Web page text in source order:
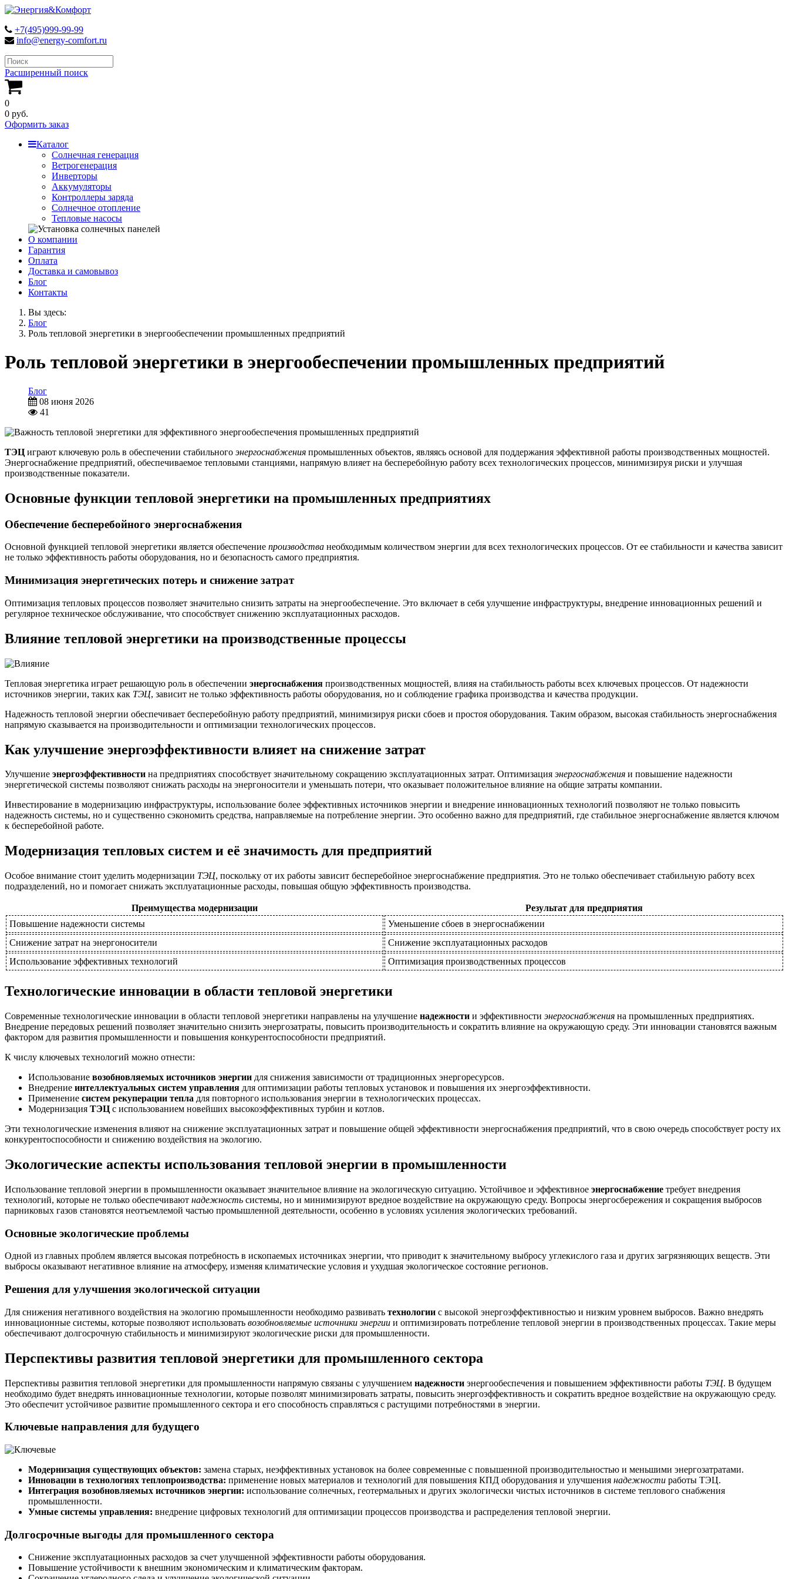
+7(495)999-99-99
info@energy-comfort.ru
Расширенный поиск
0
0 руб.
Оформить заказ
Каталог
Солнечная генерация
Ветрогенерация
Инверторы
Аккумуляторы
Контроллеры заряда
Солнечное отопление
Тепловые насосы
О компании
Гарантия
Оплата
Доставка и самовывоз
Блог
Контакты
Вы здесь:
Блог
Роль тепловой энергетики в энергообеспечении промышленных предприятий
Роль тепловой энергетики в энергообеспечении промышленных предприятий
Блог
08 июня 2026
41
ТЭЦ играют ключевую роль в обеспечении стабильного энергоснабжения промышленных объектов, являясь основой для поддержания эффективной работы производственных мощностей.
Энергоснабжение предприятий, обеспечиваемое тепловыми станциями, напрямую влияет на бесперебойную работу всех технологических процессов, минимизируя риски и улучшая
производственные показатели.
Основные функции тепловой энергетики на промышленных предприятиях
Обеспечение бесперебойного энергоснабжения
Основной функцией тепловой энергетики является обеспечение производства необходимым количеством энергии для всех технологических процессов. От ее стабильности и качества зависит
не только эффективность работы оборудования, но и безопасность самого предприятия.
Минимизация энергетических потерь и снижение затрат
Оптимизация тепловых процессов позволяет значительно снизить затраты на энергообеспечение. Это включает в себя улучшение инфраструктуры, внедрение инновационных решений и
регулярное техническое обслуживание, что способствует снижению эксплуатационных расходов.
Влияние тепловой энергетики на производственные процессы
Тепловая энергетика играет решающую роль в обеспечении энергоснабжения производственных мощностей, влияя на стабильность работы всех ключевых процессов. От надежности
источников энергии, таких как ТЭЦ, зависит не только эффективность работы оборудования, но и соблюдение графика производства и качества продукции.
Надежность тепловой энергии обеспечивает бесперебойную работу предприятий, минимизируя риски сбоев и простоя оборудования. Таким образом, высокая стабильность энергоснабжения
напрямую сказывается на производительности и оптимизации технологических процессов.
Как улучшение энергоэффективности влияет на снижение затрат
Улучшение энергоэффективности на предприятиях способствует значительному сокращению эксплуатационных затрат. Оптимизация энергоснабжения и повышение надежности
энергетической системы позволяют снижать расходы на энергоносители и уменьшать потери, что оказывает положительное влияние на общие затраты компании.
Инвестирование в модернизацию инфраструктуры, использование более эффективных источников энергии и внедрение инновационных технологий позволяют не только повысить
надежность системы, но и существенно сэкономить средства, направляемые на потребление энергии. Это особенно важно для предприятий, где стабильное энергоснабжение является ключом
к бесперебойной работе.
Модернизация тепловых систем и её значимость для предприятий
Особое внимание стоит уделить модернизации ТЭЦ, поскольку от их работы зависит бесперебойное энергоснабжение предприятия. Это не только обеспечивает стабильную работу всех
подразделений, но и помогает снижать эксплуатационные расходы, повышая общую эффективность производства.
Преимущества модернизации
Результат для предприятия
Повышение надежности системы
Уменьшение сбоев в энергоснабжении
Снижение затрат на энергоносители
Снижение эксплуатационных расходов
Использование эффективных технологий
Оптимизация производственных процессов
Технологические инновации в области тепловой энергетики
Современные технологические инновации в области тепловой энергетики направлены на улучшение надежности и эффективности энергоснабжения на промышленных предприятиях.
Внедрение передовых решений позволяет значительно снизить энергозатраты, повысить производительность и сократить влияние на окружающую среду. Эти инновации становятся важным
фактором для развития промышленности и повышения конкурентоспособности предприятий.
К числу ключевых технологий можно отнести:
Использование возобновляемых источников энергии для снижения зависимости от традиционных энергоресурсов.
Внедрение интеллектуальных систем управления для оптимизации работы тепловых установок и повышения их энергоэффективности.
Применение систем рекуперации тепла для повторного использования энергии в технологических процессах.
Модернизация ТЭЦ с использованием новейших высокоэффективных турбин и котлов.
Эти технологические изменения влияют на снижение эксплуатационных затрат и повышение общей эффективности энергоснабжения предприятий, что в свою очередь способствует росту их
конкурентоспособности и снижению воздействия на экологию.
Экологические аспекты использования тепловой энергии в промышленности
Использование тепловой энергии в промышленности оказывает значительное влияние на экологическую ситуацию. Устойчивое и эффективное энергоснабжение требует внедрения
технологий, которые не только обеспечивают надежность системы, но и минимизируют вредное воздействие на окружающую среду. Вопросы энергосбережения и сокращения выбросов
парниковых газов становятся неотъемлемой частью промышленной деятельности, особенно в условиях усиления экологических требований.
Основные экологические проблемы
Одной из главных проблем является высокая потребность в ископаемых источниках энергии, что приводит к значительному выбросу углекислого газа и других загрязняющих веществ. Эти
выбросы оказывают негативное влияние на атмосферу, изменяя климатические условия и ухудшая экологическое состояние регионов.
Решения для улучшения экологической ситуации
Для снижения негативного воздействия на экологию промышленности необходимо развивать технологии с высокой энергоэффективностью и низким уровнем выбросов. Важно внедрять
инновационные системы, которые позволяют использовать возобновляемые источники энергии и оптимизировать потребление тепловой энергии в производственных процессах. Такие меры
обеспечивают долгосрочную стабильность и минимизируют экологические риски для промышленности.
Перспективы развития тепловой энергетики для промышленного сектора
Перспективы развития тепловой энергетики для промышленности напрямую связаны с улучшением надежности энергообеспечения и повышением эффективности работы ТЭЦ. В будущем
необходимо будет внедрять инновационные технологии, которые позволят минимизировать затраты, повысить энергоэффективность и сократить вредное воздействие на окружающую среду.
Это обеспечит устойчивое развитие промышленного сектора и его способность справляться с растущими потребностями в энергии.
Ключевые направления для будущего
Модернизация существующих объектов: замена старых, неэффективных установок на более современные с повышенной производительностью и меньшими энергозатратами.
Инновации в технологиях теплопроизводства: применение новых материалов и технологий для повышения КПД оборудования и улучшения надежности работы ТЭЦ.
Интеграция возобновляемых источников энергии: использование солнечных, геотермальных и других экологически чистых источников в системе теплового снабжения
промышленности.
Умные системы управления: внедрение цифровых технологий для оптимизации процессов производства и распределения тепловой энергии.
Долгосрочные выгоды для промышленного сектора
Снижение эксплуатационных расходов за счет улучшенной эффективности работы оборудования.
Повышение устойчивости к внешним экономическим и климатическим факторам.